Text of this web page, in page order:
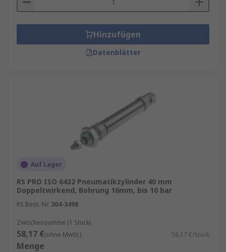
Hinzufügen
Datenblätter
Auf Lager
RS PRO ISO 6432 Pneumatikzylinder 40 mm
Doppeltwirkend, Bohrung 16mm, bis 10 bar
RS Best.-Nr. 304-3498
Zwischensumme (1 Stück)
58,17 €(ohne MwSt.) 58,17 €/Stück
Menge